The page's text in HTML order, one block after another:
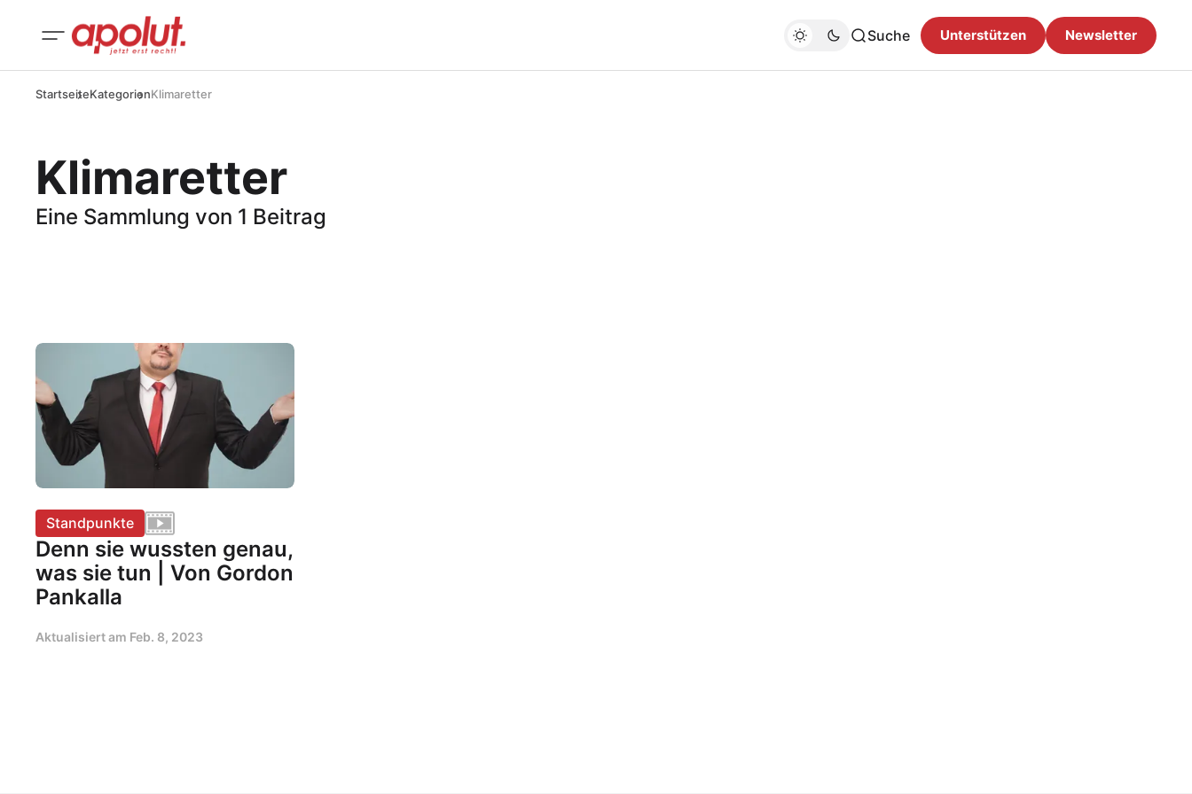
Suche Unterstützen Newsletter
StartseiteKategorienKlimaretter
Klimaretter
Eine Sammlung von 1 Beitrag
Standpunkte
Denn sie wussten genau,
was sie tun | Von Gordon
Pankalla
Aktualisiert am Feb. 8, 2023